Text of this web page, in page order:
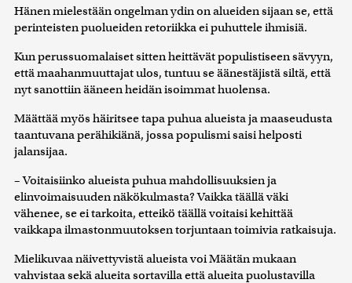
Hänen mielestään ongelman ydin on alueiden sijaan se, että
perinteisten puolueiden retoriikka ei puhuttele ihmisiä.
Kun perussuomalaiset sitten heittävät populistiseen sävyyn,
että maahanmuuttajat ulos, tuntuu se äänestäjistä siltä, että
nyt sanottiin ääneen heidän isoimmat huolensa.
Määttää myös häiritsee tapa puhua alueista ja maaseudusta
taantuvana perähikiänä, jossa populismi saisi helposti
jalansijaa.
– Voitaisiinko alueista puhua mahdollisuuksien ja
elinvoimaisuuden näkökulmasta? Vaikka täällä väki
vähenee, se ei tarkoita, etteikö täällä voitaisi kehittää
vaikkapa ilmastonmuutoksen torjuntaan toimivia ratkaisuja.
Mielikuvaa näivettyvistä alueista voi Määtän mukaan
vahvistaa sekä alueita sortavilla että alueita puolustavilla